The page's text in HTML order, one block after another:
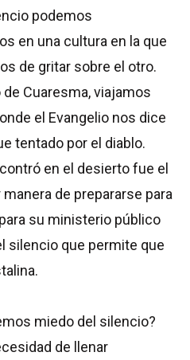
podemos
en una cultura en la que
de gritar sobre el otro.
Cuaresma, viajamos
el Evangelio nos dice
tentado por el diablo.
en el desierto fue el
de prepararse para
su ministerio público
silencio que permite que
miedo del silencio?
de llenar